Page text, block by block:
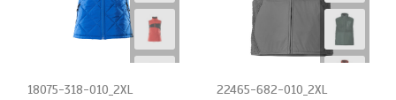
18075-318-010_2XL 22465-682-010_2XL